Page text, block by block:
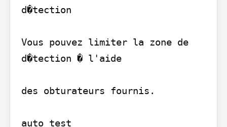
d�tection
Vous pouvez limiter la zone de
d�tection � l'aide
des obturateurs fournis.
auto test